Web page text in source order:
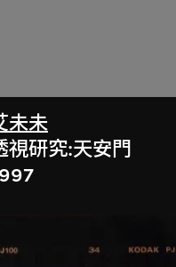
未未
視研究:天安門